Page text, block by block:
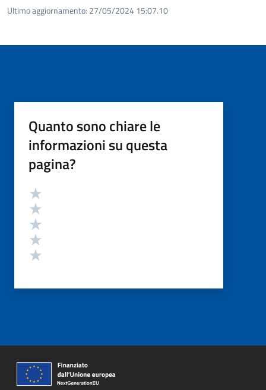
Ultimo aggiornamento: 27/05/2024 15:07.10
Quanto sono chiare le
informazioni su questa
pagina?
Valutazione